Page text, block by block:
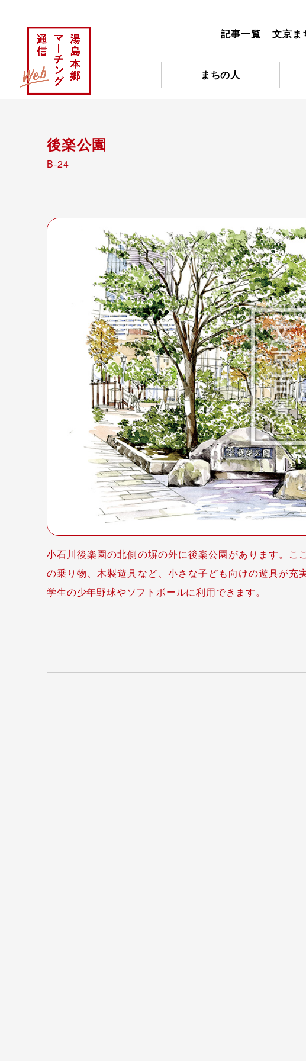
記事一覧 文京ま
まちの人
後楽公園
B-24
小石川後楽園の北側の塀の外に後楽公園があります。
の乗り物、木製遊具など、小さな子ども向けの遊具が
学生の少年野球やソフトボールに利用できます。